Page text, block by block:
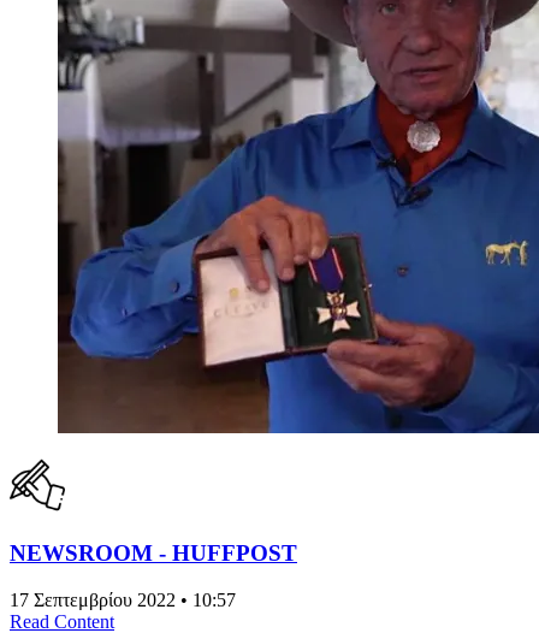
NEWSROOM - HUFFPOST
17 Σεπτεμβρίου 2022 • 10:57
Read Content